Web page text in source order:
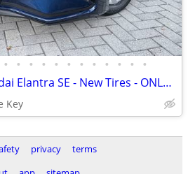
• • • • • • • • • • • •
REDUCED! 2020 Hyundai Elantra SE - New Tires - ONLY 37K Miles, Sunroof
Key
privacy
terms